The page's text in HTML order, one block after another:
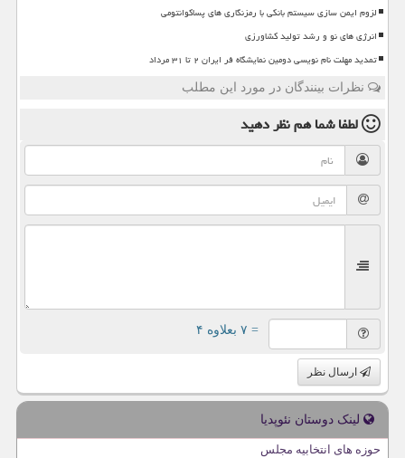
لزوم ایمن سازی سیستم بانکی با رمزنگاری های پساکوانتومی
انرژی های نو و رشد تولید کشاورزی
تمدید مهلت نام نویسی دومین نمایشگاه فر ایران ۲ تا ۳۱ مرداد
نظرات بینندگان در مورد این مطلب
لطفا شما همنظر دهید
= ۷ بعلاوه ۴
ارسال نظر
لینک دوستان نئوپدیا
حوزه های انتخابیه مجلس